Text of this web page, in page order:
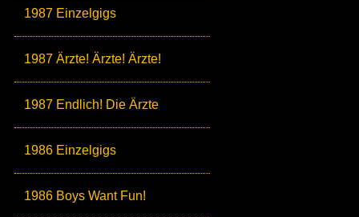
1987 Einzelgigs
1987 Ärzte! Ärzte! Ärzte!
1987 Endlich! Die Ärzte
1986 Einzelgigs
1986 Boys Want Fun!